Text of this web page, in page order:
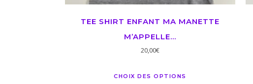
TEE SHIRT ENFANT MA MANETTE
M’APPELLE…
20,00€
CHOIX DES OPTIONS